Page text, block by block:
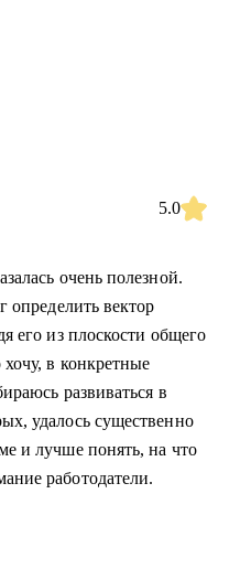
5.0
очень полезной.
определить вектор
его из плоскости общего
в конкретные
развиваться в
удалось существенно
и лучше понять, на что
работодатели.